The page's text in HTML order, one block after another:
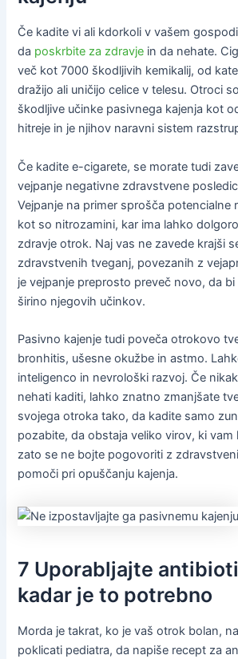
Če kadite vi ali kdorkoli v vašem
da poskrbite za zdravje in da nehate.
več kot 7000 škodljivih kemikalij, od
dražijo ali uničijo celice v telesu. Otroci
škodljive učinke pasivnega kajenja kot
hitreje in je njihov naravni sistem
Če kadite e-cigarete, se morate tudi
vejpanje negativne zdravstvene
Vejpanje na primer sprošča potencialne
kot so nitrozamini, kar ima lahko
zdravje otrok. Naj vas ne zavede krajši
zdravstvenih tveganj, povezanih z
je vejpanje preprosto preveč novo, da
širino njegovih učinkov.
Pasivno kajenje tudi poveča otrokovo
bronhitis, ušesne okužbe in astmo.
inteligenco in nevrološki razvoj. Če
nehati kaditi, lahko znatno zmanjšate
svojega otroka tako, da kadite samo
pozabite, da obstaja veliko virov, ki vam
zato se ne bojte pogovoriti z
pomoči pri opuščanju kajenja.
7 Uporabljajte
kadar je to potrebno
Morda je takrat, ko je vaš otrok bolan,
poklicati pediatra, da napiše recept za